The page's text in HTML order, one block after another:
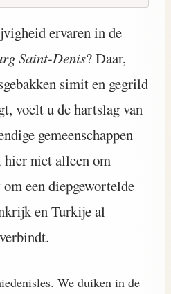
ervaren in de
Saint-Denis? Daar,
simit en gegrild
voelt u de hartslag van
gemeenschappen
hier niet alleen om
een diepgewortelde
en Turkije al
We duiken in de